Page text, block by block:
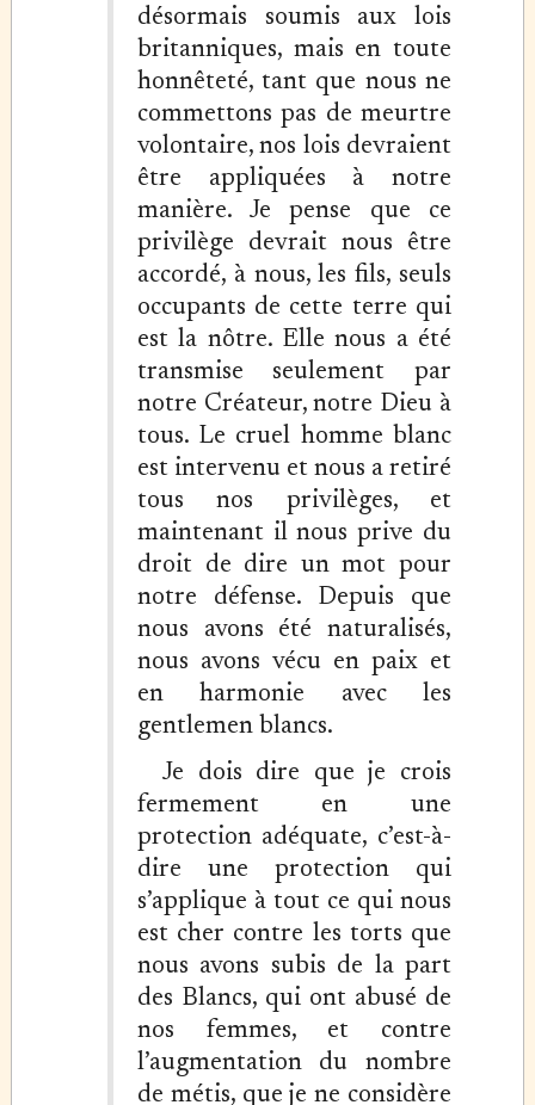
désormais soumis aux lois
britanniques, mais en toute
honnêteté, tant que nous ne
commettons pas de meurtre
volontaire, nos lois devraient
être appliquées à notre
manière. Je pense que ce
privilège devrait nous être
accordé, à nous, les fils, seuls
occupants de cette terre qui
est la nôtre. Elle nous a été
transmise seulement par
notre Créateur, notre Dieu à
tous. Le cruel homme blanc
est intervenu et nous a retiré
tous nos privilèges, et
maintenant il nous prive du
droit de dire un mot pour
notre défense. Depuis que
nous avons été naturalisés,
nous avons vécu en paix et
en harmonie avec les
gentlemen blancs.
Je dois dire que je crois
fermement en une
protection adéquate, c’est-à-
dire une protection qui
s’applique à tout ce qui nous
est cher contre les torts que
nous avons subis de la part
des Blancs, qui ont abusé de
nos femmes, et contre
l’augmentation du nombre
de métis, que je ne considère